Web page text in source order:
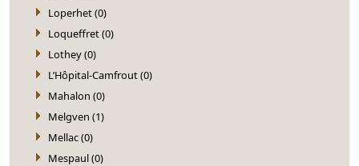
Loperhet (0)
Loqueffret (0)
Lothey (0)
L’Hôpital-Camfrout (0)
Mahalon (0)
Melgven (1)
Mellac (0)
Mespaul (0)